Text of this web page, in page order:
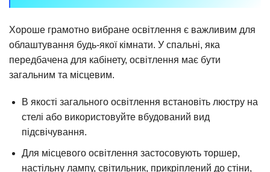
Хороше грамотно вибране освітлення є важливим для
облаштування будь-якої кімнати. У спальні, яка
передбачена для кабінету, освітлення має бути
загальним та місцевим.
В якості загального освітлення встановіть люстру на
стелі або використовуйте вбудований вид
підсвічування.
Для місцевого освітлення застосовують торшер,
настільну лампу, світильник, прикріплений до стіни,